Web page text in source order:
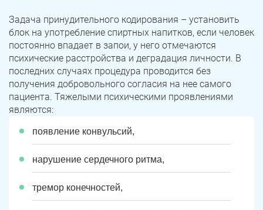
Задача принудительного кодирования – установить
блок на употребление спиртных напитков, если человек
постоянно впадает в запои, у него отмечаются
психические расстройства и деградация личности. В
последних случаях процедура проводится без
получения добровольного согласия на нее самого
пациента. Тяжелыми психическими проявлениями
являются:
появление конвульсий,
нарушение сердечного ритма,
тремор конечностей,